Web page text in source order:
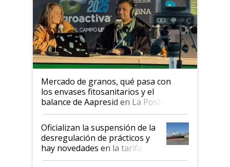
Mercado de granos, qué pasa con
los envases fitosanitarios y el
balance de Aapresid en La Posta
Oficializan la suspensión de la
desregulación de prácticos y
hay novedades en la tarifa de
la hidrovía